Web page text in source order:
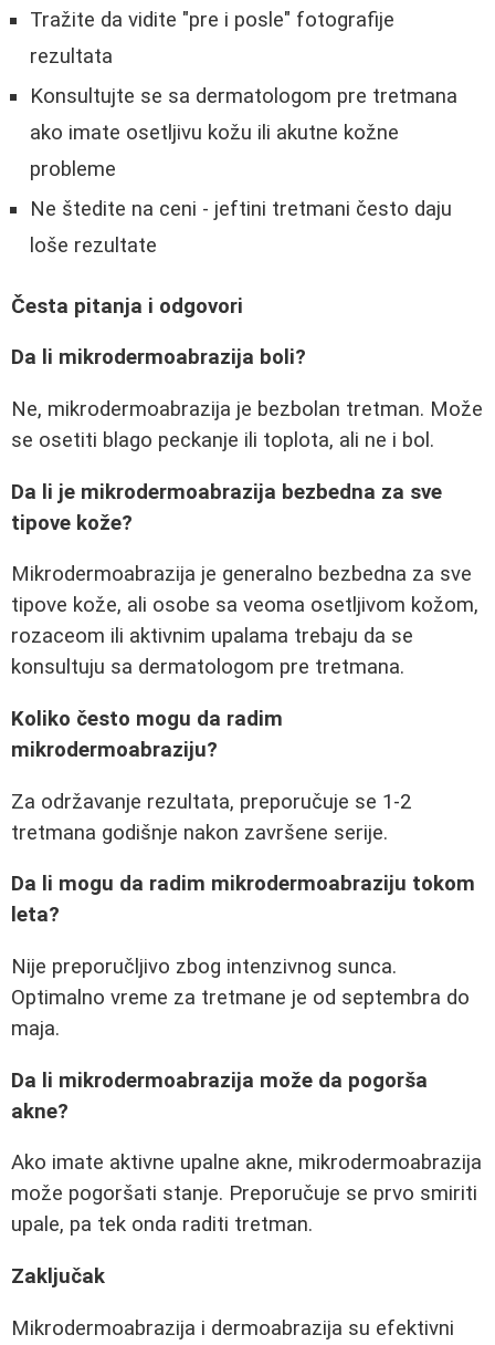
Tražite da vidite "pre i posle" fotografije
rezultata
Konsultujte se sa dermatologom pre tretmana
ako imate osetljivu kožu ili akutne kožne
probleme
Ne štedite na ceni - jeftini tretmani često daju
loše rezultate
Česta pitanja i odgovori
Da li mikrodermoabrazija boli?
Ne, mikrodermoabrazija je bezbolan tretman. Može
se osetiti blago peckanje ili toplota, ali ne i bol.
Da li je mikrodermoabrazija bezbedna za sve
tipove kože?
Mikrodermoabrazija je generalno bezbedna za sve
tipove kože, ali osobe sa veoma osetljivom kožom,
rozaceom ili aktivnim upalama trebaju da se
konsultuju sa dermatologom pre tretmana.
Koliko često mogu da radim
mikrodermoabraziju?
Za održavanje rezultata, preporučuje se 1-2
tretmana godišnje nakon završene serije.
Da li mogu da radim mikrodermoabraziju tokom
leta?
Nije preporučljivo zbog intenzivnog sunca.
Optimalno vreme za tretmane je od septembra do
maja.
Da li mikrodermoabrazija može da pogorša
akne?
Ako imate aktivne upalne akne, mikrodermoabrazija
može pogoršati stanje. Preporučuje se prvo smiriti
upale, pa tek onda raditi tretman.
Zaključak
Mikrodermoabrazija i dermoabrazija su efektivni